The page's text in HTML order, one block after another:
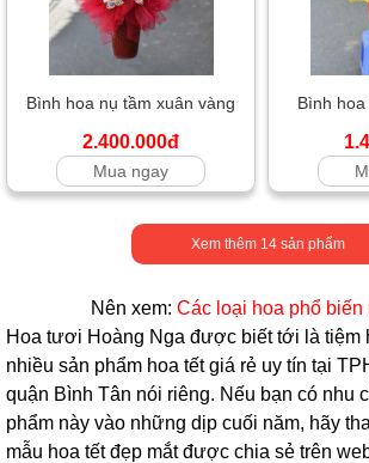
Bình hoa nụ tầm xuân vàng
2.400.000đ
Mua ngay
Bình
Xem thêm 14sản phẩm
Nên xem: Các loại hoa phổ biến
Hoa tươi Hoàng Nga được biết tới là tiệm
nhiều sản phẩm hoa tết giá rẻ uy tín tại
quận Bình Tân nói riêng. Nếu bạn có nhu
phẩm này vào những dịp cuối năm, hãy
mẫu hoa tết đẹp mắt được chia sẻ trên